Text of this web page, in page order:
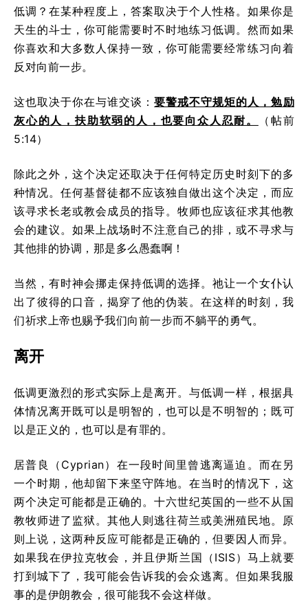
低调？在某种程度上，答案取决于个人性格。如果你是
天生的斗士，你可能需要时不时地练习低调。然而如果
你喜欢和大多数人保持一致，你可能需要经常练习向着
反对向前一步。
这也取决于你在与谁交谈：要警戒不守规矩的人，勉励
灰心的人，扶助软弱的人，也要向众人忍耐。
（帖前
5:14）
除此之外，这个决定还取决于任何特定历史时刻下的多
种情况。任何基督徒都不应该独自做出这个决定，而应
该寻求长老或教会成员的指导。牧师也应该征求其他教
会的建议。如果上战场时不注意自己的排，或不寻求与
其他排的协调，那是多么愚蠢啊！
当然，有时神会挪走保持低调的选择。祂让一个女仆认
出了彼得的口音，揭穿了他的伪装。在这样的时刻，我
们祈求上帝也赐予我们向前一步而不躺平的勇气。
离开
低调更激烈的形式实际上是离开。与低调一样，根据具
体情况离开既可以是明智的，也可以是不明智的；既可
以是正义的，也可以是有罪的。
居普良（Cyprian）在一段时间里曾逃离逼迫。而在另
一个时期，他却留下来坚守阵地。在当时的情况下，这
两个决定可能都是正确的。十六世纪英国的一些不从国
教牧师进了监狱。其他人则逃往荷兰或美洲殖民地。原
则上说，这两种反应可能都是正确的，但要因人而异。
如果我在伊拉克牧会，并且伊斯兰国（ISIS）马上就要
打到城下了，我可能会告诉我的会众逃离。但如果我服
事的是伊朗教会，很可能我不会这样做。